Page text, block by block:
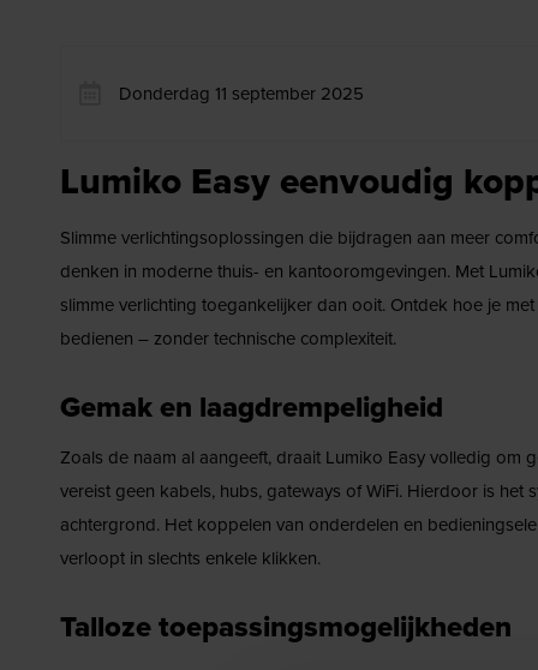
Donderdag 11 september 2025
Lumiko Easy eenvoudig
Slimme verlichtingsoplossingen die bijdragen aan meer
denken in moderne thuis- en kantooromgevingen. Met
slimme verlichting toegankelijker dan ooit. Ontdek hoe je
bedienen – zonder technische complexiteit.
Gemak en laagdrempeligheid
Zoals de naam al aangeeft, draait Lumiko Easy volledig
vereist geen kabels, hubs, gateways of WiFi. Hierdoor is het
achtergrond. Het koppelen van onderdelen en
verloopt in slechts enkele klikken.
Talloze toepassingsmogelijkheden